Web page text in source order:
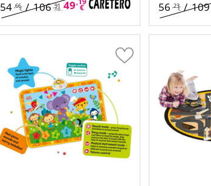
54 ,66€ /106 ,91
лв. 49 € /96 лв. 56 ,23€ /109